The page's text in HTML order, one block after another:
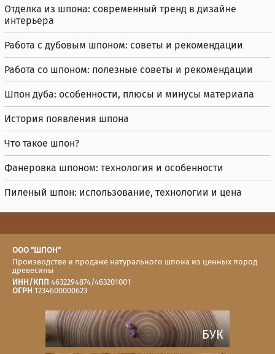
Отделка из шпона: современный тренд в дизайне
интерьера
Работа с дубовым шпоном: советы и рекомендации
Работа со шпоном: полезные советы и рекомендации
Шпон дуба: особенности, плюсы и минусы материала
История появления шпона
Что такое шпон?
Фанеровка шпоном: технология и особенности
Пиленый шпон: использование, технологии и цена
ООО "ШПОН"
Производстве и продаже натурального шпона из ценных пород
древесины
ИНН/КПП 4632294874/463201001
ОГРН 1234600000623
БУК